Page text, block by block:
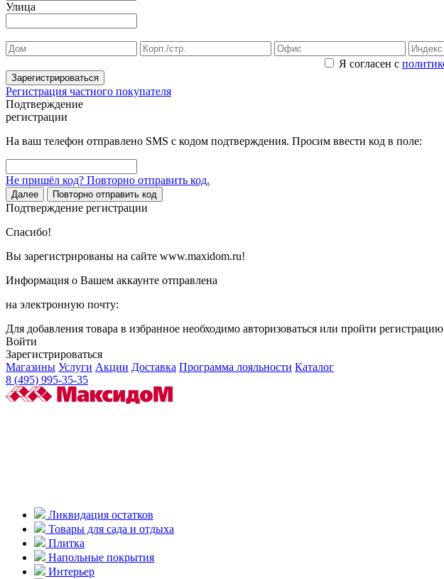
Улица
Я согласен с
Зарегистрироваться
Регистрация частного покупателя
Подтверждение
регистрации
На ваш телефон отправлено SMS с кодом подтверждения. Просим ввести код в поле:
Не пришёл код? Повторно отправить код.
Далее Повторно отправить код
Подтверждение регистрации
Спасибо!
Вы зарегистрированы на сайте www.maxidom.ru!
Информация о Вашем аккаунте отправлена
на электронную почту:
Для добавления товара в избранное необходимо авторизоваться или пройти регистрацию
Войти
Зарегистрироваться
Магазины Услуги Акции Доставка Программа лояльности Каталог
8 (495) 995-35-35
Ликвидация остатков
Товары для сада и отдыха
Плитка
Напольные покрытия
Интерьер